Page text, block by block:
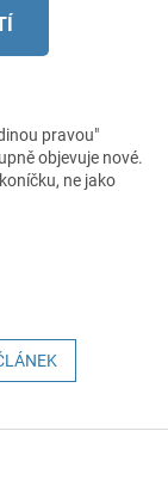
pravou"
objevuje nové.
ne jako